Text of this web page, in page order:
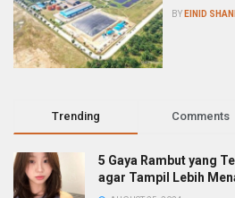
BY EINID
Trending Comments
5 Gaya Rambut yang
agar Tampil Lebih